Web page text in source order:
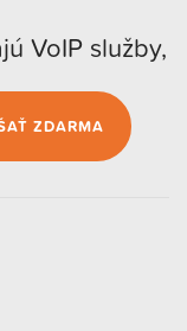
VoIP služby,
ZDARMA